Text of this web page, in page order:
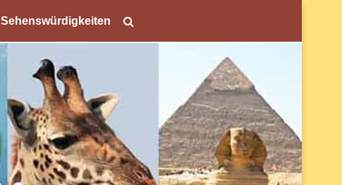
Sehenswürdigkeiten